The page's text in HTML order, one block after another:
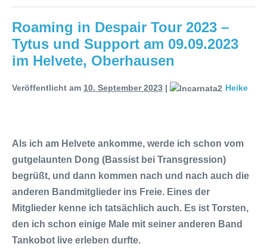
Roaming in Despair Tour 2023 –
Tytus und Support am 09.09.2023
im Helvete, Oberhausen
Veröffentlicht am 10. September 2023 | Heike
Als ich am Helvete ankomme, werde ich schon vom
gutgelaunten Dong (Bassist bei Transgression)
begrüßt, und dann kommen nach und nach auch die
anderen Bandmitglieder ins Freie. Eines der
Mitglieder kenne ich tatsächlich auch. Es ist Torsten,
den ich schon einige Male mit seiner anderen Band
Tankobot live erleben durfte.